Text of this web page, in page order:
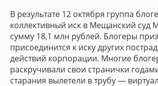
В результате 12 октября группа
коллективный иск в Мещанский суд
сумму 18,1 млн рублей. Блогеры
присоединится к иску других
действий корпорации. Многие
раскручивали свои странички
старания вылетели в трубу —
давно заметил нарушения закона
власти, но не решался в одиночку
правительством края.
Проблема:
Регистрация
ВОЙТИ С ПОМОЩЬЮ